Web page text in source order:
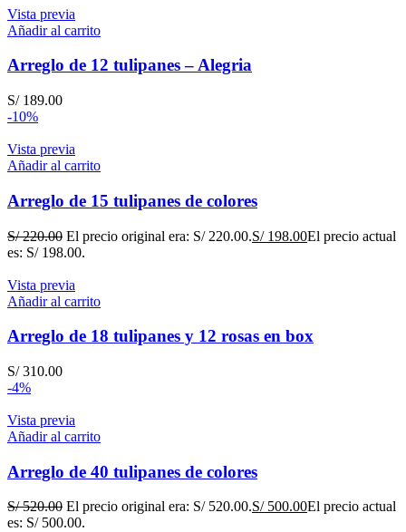
Vista previa
Añadir al carrito
Arreglo de 12 tulipanes – Alegria
S/189.00
-10%
Vista previa
Añadir al carrito
Arreglo de 15 tulipanes de colores
S/220.00 El precio original era: S/ 220.00.S/198.00El precio actual
es: S/ 198.00.
Vista previa
Añadir al carrito
Arreglo de 18 tulipanes y 12 rosas en box
S/310.00
-4%
Vista previa
Añadir al carrito
Arreglo de 40 tulipanes de colores
S/520.00 El precio original era: S/ 520.00.S/500.00El precio actual
es: S/ 500.00.